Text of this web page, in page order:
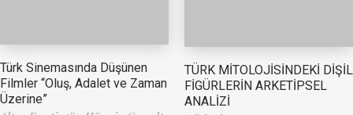
Türk Sinemasında Düşünen
Filmler “Oluş, Adalet ve Zaman
Üzerine”
TÜRK MİTOLOJİSİNDEKİ DİŞİL
FİGÜRLERİN ARKETİPSEL
ANALİZİ